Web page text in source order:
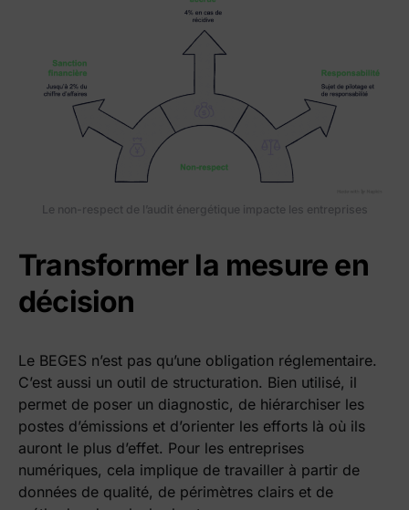
Le non-respect de l’audit énergétique impacte les entreprises
Transformer la mesure en
décision
Le BEGES n’est pas qu’une obligation réglementaire.
C’est aussi un outil de structuration. Bien utilisé, il
permet de poser un diagnostic, de hiérarchiser les
postes d’émissions et d’orienter les efforts là où ils
auront le plus d’effet. Pour les entreprises
numériques, cela implique de travailler à partir de
données de qualité, de périmètres clairs et de